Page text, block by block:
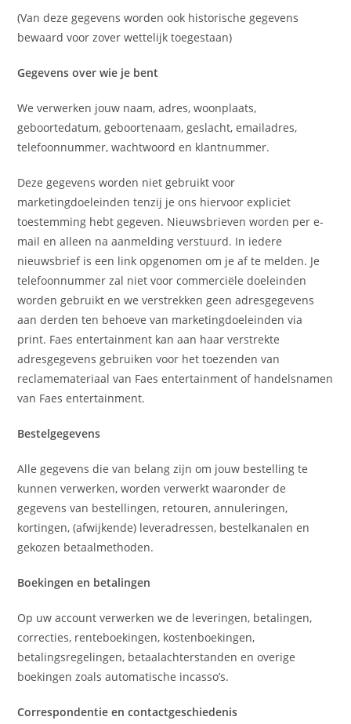
(Van deze gegevens worden ook historische gegevens
bewaard voor zover wettelijk toegestaan)
Gegevens over wie je bent
We verwerken jouw naam, adres, woonplaats,
geboortedatum, geboortenaam, geslacht, emailadres,
telefoonnummer, wachtwoord en klantnummer.
Deze gegevens worden niet gebruikt voor
marketingdoeleinden tenzij je ons hiervoor expliciet
toestemming hebt gegeven. Nieuwsbrieven worden per e-
mail en alleen na aanmelding verstuurd. In iedere
nieuwsbrief is een link opgenomen om je af te melden. Je
telefoonnummer zal niet voor commerciële doeleinden
worden gebruikt en we verstrekken geen adresgegevens
aan derden ten behoeve van marketingdoeleinden via
print. Faes entertainment kan aan haar verstrekte
adresgegevens gebruiken voor het toezenden van
reclamemateriaal van Faes entertainment of handelsnamen
van Faes entertainment.
Bestelgegevens
Alle gegevens die van belang zijn om jouw bestelling te
kunnen verwerken, worden verwerkt waaronder de
gegevens van bestellingen, retouren, annuleringen,
kortingen, (afwijkende) leveradressen, bestelkanalen en
gekozen betaalmethoden.
Boekingen en betalingen
Op uw account verwerken we de leveringen, betalingen,
correcties, renteboekingen, kostenboekingen,
betalingsregelingen, betaalachterstanden en overige
boekingen zoals automatische incasso’s.
Correspondentie en contactgeschiedenis